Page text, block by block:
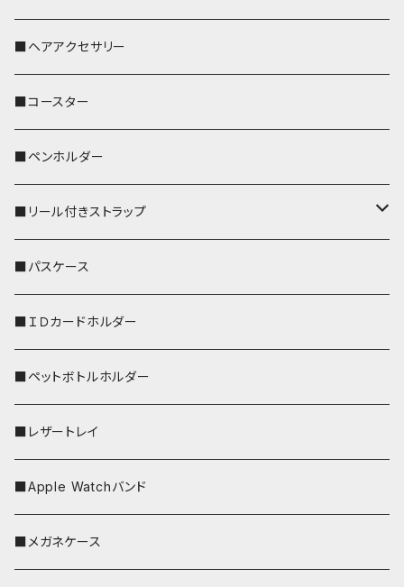
おかめ３兄弟
文鳥
鹿
ペンギン
■ヘアアクセサリー
■コースター
■ペンホルダー
■リール付きストラップ
リールのみ
ストラップ付
■パスケース
■ＩＤカードホルダー
■ペットボトルホルダー
■レザートレイ
■Apple Watchバンド
■メガネケース